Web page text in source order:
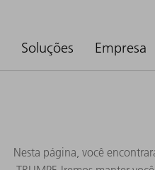
Soluções Empresa
Nesta página, você